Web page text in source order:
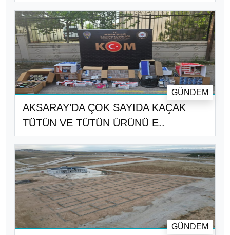
AKSARAY’DA ÇOK SAYIDA KAÇAK
TÜTÜN VE TÜTÜN ÜRÜNÜ E..
GÜNDEM
GÜNDEM